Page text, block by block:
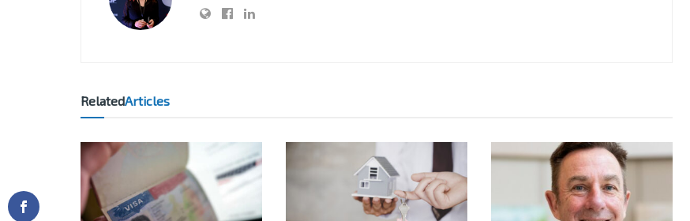
RelatedArticles